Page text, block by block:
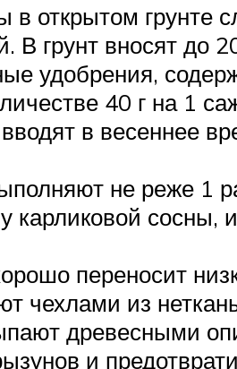
открытом грунте
В грунт вносят до
удобрения,
40 г на 1
в весеннее
не реже 1
сосны,
переносит
чехлами из
древесными
и